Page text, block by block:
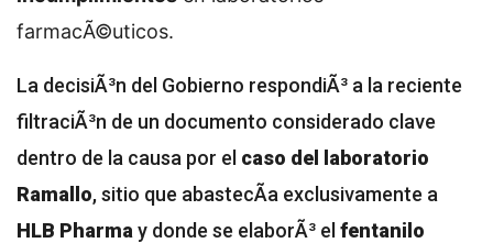
farmacÃ©uticos.
La decisiÃ³n del Gobierno respondiÃ³ a la reciente
filtraciÃ³n de un documento considerado clave
dentro de la causa por el caso del laboratorio
Ramallo, sitio que abastecÃ­a exclusivamente a
HLB Pharma y donde se elaborÃ³ elfentanilo